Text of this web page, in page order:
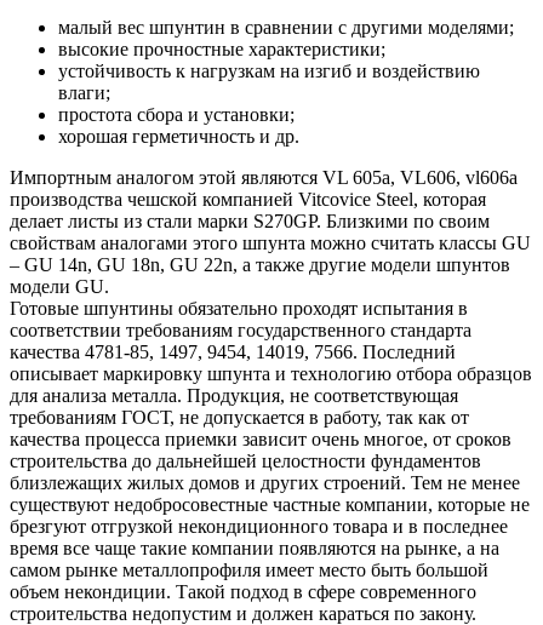
малый вес шпунтин в сравнении с другими моделями;
высокие прочностные характеристики;
устойчивость к нагрузкам на изгиб и воздействию
влаги;
простота сбора и установки;
хорошая герметичность и др.
Импортным аналогом этой являются VL 605a, VL606, vl606a
производства чешской компанией Vitcovice Steel, которая
делает листы из стали марки S270GP. Близкими по своим
свойствам аналогами этого шпунта можно считать классы GU
– GU 14n, GU 18n, GU 22n, а также другие модели шпунтов
модели GU.
Готовые шпунтины обязательно проходят испытания в
соответствии требованиям государственного стандарта
качества 4781-85, 1497, 9454, 14019, 7566. Последний
описывает маркировку шпунта и технологию отбора образцов
для анализа металла. Продукция, не соответствующая
требованиям ГОСТ, не допускается в работу, так как от
качества процесса приемки зависит очень многое, от сроков
строительства до дальнейшей целостности фундаментов
близлежащих жилых домов и других строений. Тем не менее
существуют недобросовестные частные компании, которые не
брезгуют отгрузкой некондиционного товара и в последнее
время все чаще такие компании появляются на рынке, а на
самом рынке металлопрофиля имеет место быть большой
объем некондиции. Такой подход в сфере современного
строительства недопустим и должен караться по закону.